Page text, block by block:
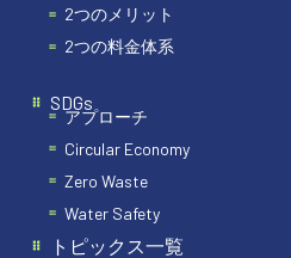
2つのメリット
2つの料金体系
SDGs
アプローチ
Circular Economy
Zero Waste
Water Safety
トピックス一覧